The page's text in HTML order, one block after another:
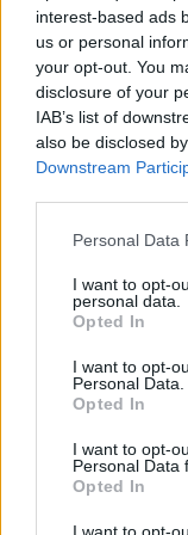
interest-based ads
us or personal
your opt-out. You
disclosure of your
IAB’s list of
also be disclosed
Downstream
Personal Data
I want to opt-
personal data.
Opted In
I want to opt-
Personal Data.
Opted In
I want to opt-
Personal Data
Opted In
titolare per la
essere un
Maignana
Stadio:Stamford
Città:Londra